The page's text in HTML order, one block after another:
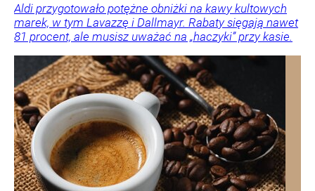
Aldi przygotowało potężne obniżki na kawy kultowych
marek, w tym Lavazzę i Dallmayr. Rabaty sięgają nawet
81 procent, ale musisz uważać na „haczyki” przy kasie.